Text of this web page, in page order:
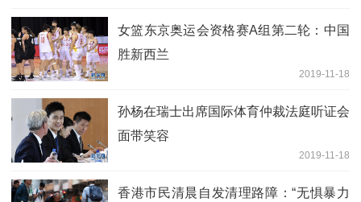
女篮东京奥运会资格赛A组第二轮：中国
胜新西兰
2019-11-18
孙杨在瑞士出席国际体育仲裁法庭听证会
面带笑容
2019-11-18
香港市民清晨自发清理路障：“无惧暴力